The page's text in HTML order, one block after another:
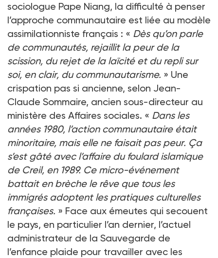
sociologue Pape Niang, la difficulté à penser
l’approche communautaire est liée au modèle
assimilationniste français : « Dès qu’on parle
de communautés, rejaillit la peur de la
scission, du rejet de la laïcité et du repli sur
soi, en clair, du communautarisme. » Une
crispation pas si ancienne, selon Jean-
Claude Sommaire, ancien sous-directeur au
ministère des Affaires sociales. « Dans les
années 1980, l’action communautaire était
minoritaire, mais elle ne faisait pas peur. Ça
s’est gâté avec l’affaire du foulard islamique
de Creil, en 1989. Ce micro-événement
battait en brèche le rêve que tous les
immigrés adoptent les pratiques culturelles
françaises. » Face aux émeutes qui secouent
le pays, en particulier l’an dernier, l’actuel
administrateur de la Sauvegarde de
l’enfance plaide pour travailler avec les